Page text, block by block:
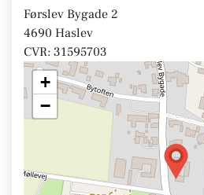
Førslev Bygade 2
4690 Haslev
CVR: 31595703
+
−